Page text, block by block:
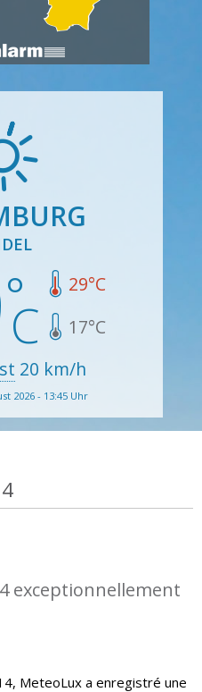
29°C
17°C
20 km/h
2026 - 13:45 Uhr
exceptionnellement
MeteoLux a enregistré une